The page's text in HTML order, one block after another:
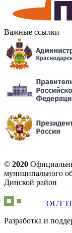
Важные ссылки
© 2020
муниципального
Динской район
OUT IT
Разработка и